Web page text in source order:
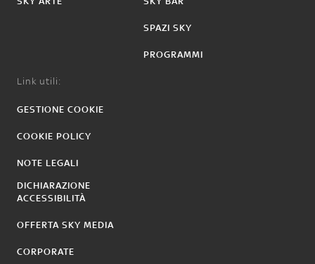
SPAZI SKY
PROGRAMMI
Link utili:
GESTIONE COOKIE
COOKIE POLICY
NOTE LEGALI
DICHIARAZIONE
ACCESSIBILITÀ
OFFERTA SKY MEDIA
CORPORATE